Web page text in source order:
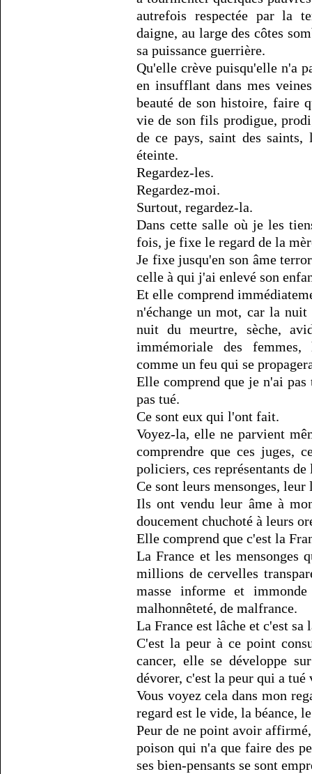
autrefois respectée par la
daigne, au large des côtes
sa puissance guerrière.
Qu'elle crève puisqu'elle n'a
en insufflant dans mes
beauté de son histoire, faire
vie de son fils prodigue,
de ce pays, saint des
éteinte.
Regardez-les.
Regardez-moi.
Surtout, regardez-la.
Dans cette salle où je les
fois, je fixe le regard de la
Je fixe jusqu'en son âme
celle à qui j'ai enlevé son
Et elle comprend
n'échange un mot, car la
nuit du meurtre, sèche,
immémoriale des femmes,
comme un feu qui se
Elle comprend que je n'ai
pas tué.
Ce sont eux qui l'ont fait.
Voyez-la, elle ne parvient
comprendre que ces juges,
policiers, ces représentants
Ce sont leurs mensonges,
Ils ont vendu leur âme à
doucement chuchoté à leurs
Elle comprend que c'est la
La France et les mensonges
millions de cervelles
masse informe et
malhonnêteté, de malfrance.
La France est lâche et c'est
C'est la peur à ce point
cancer, elle se développe
dévorer, c'est la peur qui a
Vous voyez cela dans mon
regard est le vide, la béance,
Peur de ne point avoir
poison qui n'a que faire des
ses bien-pensants se sont